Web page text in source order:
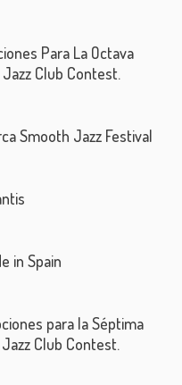
Para La Octava
Club Contest.
Smooth Jazz Festival
in Spain
para la Séptima
Club Contest.